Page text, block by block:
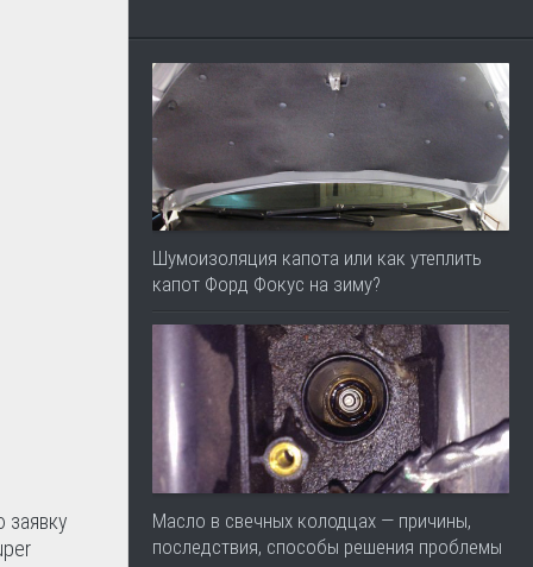
заявку
Шумоизоляция капота или как утеплить
капот Форд Фокус на зиму?
Масло в свечных колодцах — причины,
последствия, способы решения проблемы